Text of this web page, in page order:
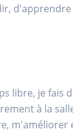
d'apprendre
libre, je fais
à la